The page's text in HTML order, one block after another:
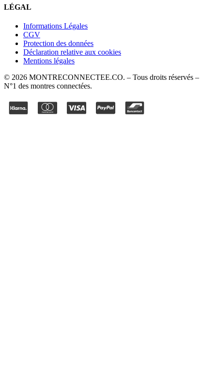
LÉGAL
Informations Légales
CGV
Protection des données
Déclaration relative aux cookies
Mentions légales
© 2026 MONTRECONNECTEE.CO. – Tous droits réservés –
N°1 des montres connectées.